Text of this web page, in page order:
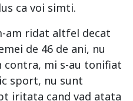
ca voi simti.
am ridat altfel decat
de 46 de ani, nu
contra, mi s-au tonifiat
sport, nu sunt
iritata cand vad atata